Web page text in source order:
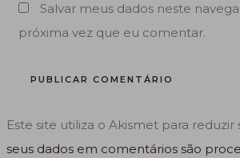
Salvar meus dados neste
próxima vez que eu comentar.
Este site utiliza o Akismet para
seus dados em comentários são